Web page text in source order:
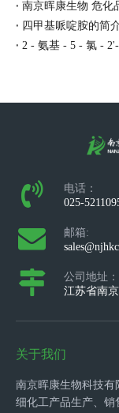
南京晖康生物 危化
四甲基哌啶胺的简
2 - 氨基 - 5 - 氯 -
电话：
025-
邮箱:
公司地址：
江苏省南
关于我们
南京晖康生物科技
细化工产品生产、销